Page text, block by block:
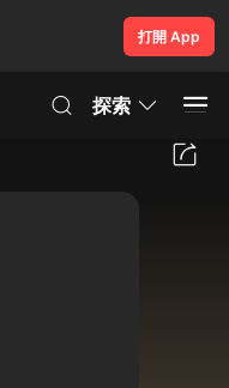
打開 App
探索